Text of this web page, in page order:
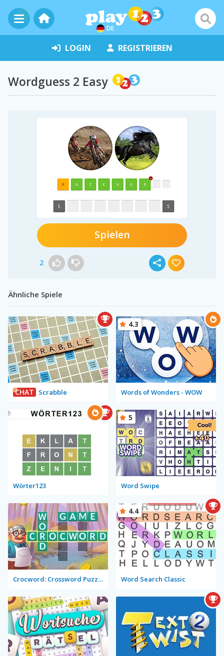
DE
LOGIN REGISTRIEREN
Wordguess 2 Easy
Spielen
2
Ähnliche Spiele
CHAT Scrabble Words of Wonders - WOW
4.3
Wörter123 Word Swipe
5
Crocword: Crossword Puzzle Game Word Search Classic
4.4